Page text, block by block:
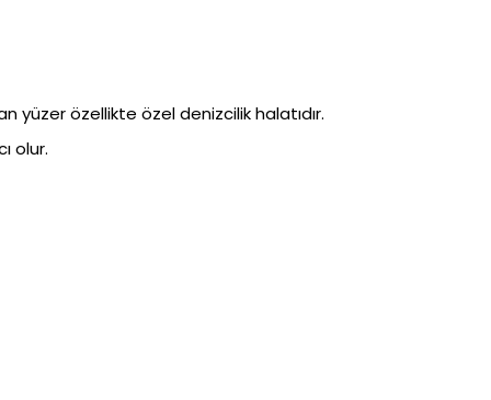
yüzer özellikte özel denizcilik halatıdır.
olur.